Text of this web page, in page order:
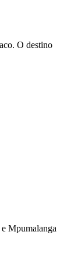
O destino
Mpumalanga